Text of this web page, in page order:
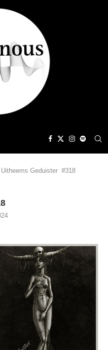
Uitheems Geduister #318